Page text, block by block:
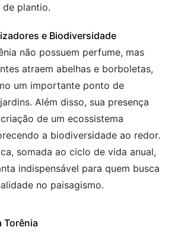
plantio.
e Biodiversidade
não possuem perfume, mas
atraem abelhas e borboletas,
um importante ponto de
Além disso, sua presença
de um ecossistema
a biodiversidade ao redor.
somada ao ciclo de vida anual,
indispensável para quem busca
no paisagismo.
Torênia